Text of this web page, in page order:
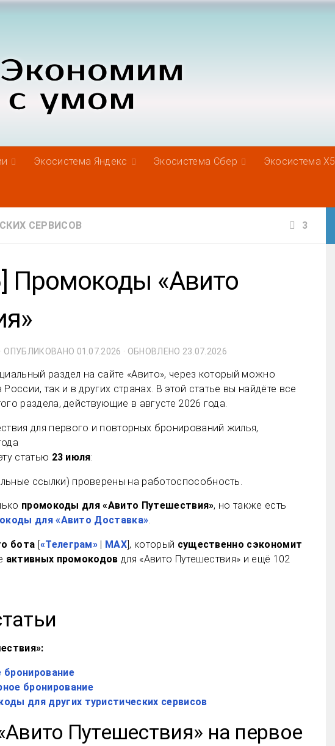
Экосистема Яндекс Экосистема Сбер Экосистема Х5
СЕРВИСОВ 3
Промокоды «Авито
· ОПУБЛИКОВАНО 01.07.2026 · ОБНОВЛЕНО 23.07.2026
раздел на сайте «Авито», через который можно
так и в других странах. В этой статье вы найдёте все
раздела, действующие в августе 2026 года.
статью 23 июля:
ссылки) проверены на работоспособность.
промокоды для «Авито Путешествия», но также есть
для «Авито Доставка».
бота [«Телеграм» | MAX], который существенно сэкономит
активных промокодов для «Авито Путешествия» и ещё 102
бронирование
бронирование
для других туристических сервисов
Путешествия» на первое